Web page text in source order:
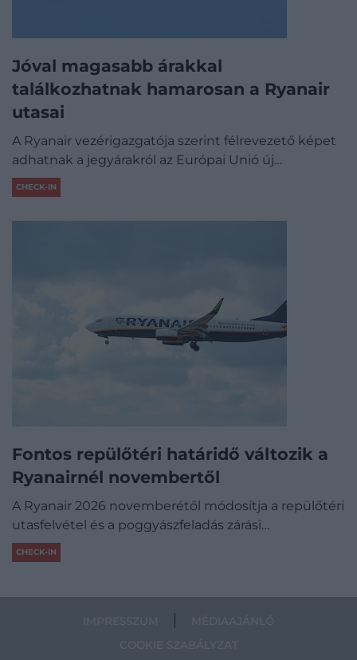
Jóval magasabb árakkal
találkozhatnak hamarosan a Ryanair
utasai
A Ryanair vezérigazgatója szerint félrevezető képet
adhatnak a jegyárakról az Európai Unió új…
CHECK-IN
Fontos repülőtéri határidő változik a
Ryanairnél novembertől
A Ryanair 2026 novemberétől módosítja a repülőtéri
utasfelvétel és a poggyászfeladás zárási…
CHECK-IN